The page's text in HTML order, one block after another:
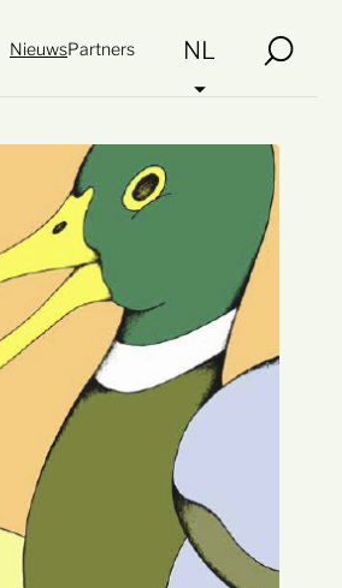
NieuwsPartners NL